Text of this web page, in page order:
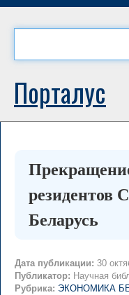
Порталус
резидентов
Беларусь
Дата публикации: 30
Публикатор: Научная
Рубрика: ЭКОНОМИКА